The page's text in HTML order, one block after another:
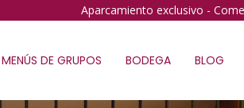
Aparcamiento exclusivo -
MENÚS DE GRUPOS BODEGA BLOG